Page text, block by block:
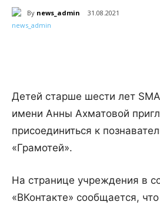
By news_admin 31.08.2021
Детей старше шести лет
имени Анны Ахматовой
присоединиться к
«Грамотей».
На странице учреждения в
«ВКонтакте» сообщается,